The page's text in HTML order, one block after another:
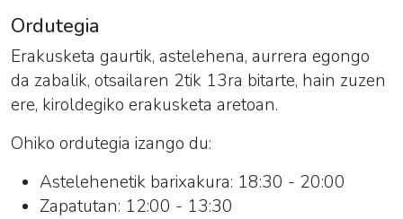
Ordutegia
Erakusketa gaurtik, astelehena, aurrera egongo
da zabalik, otsailaren 2tik 13ra bitarte, hain zuzen
ere, kiroldegiko erakusketa aretoan.
Ohiko ordutegia izango du:
Astelehenetik barixakura: 18:30 - 20:00
Zapatutan: 12:00 - 13:30